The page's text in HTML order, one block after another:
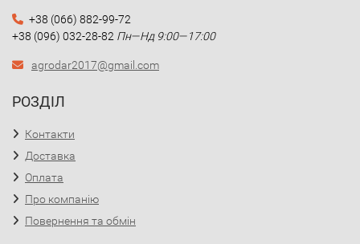
+38 (066) 882-99-72
+38 (096) 032-28-82 Пн—Нд 9:00—17:00
agrodar2017@gmail.com
РОЗДІЛ
Контакти
Доставка
Оплата
Про компанію
Повернення та обмін